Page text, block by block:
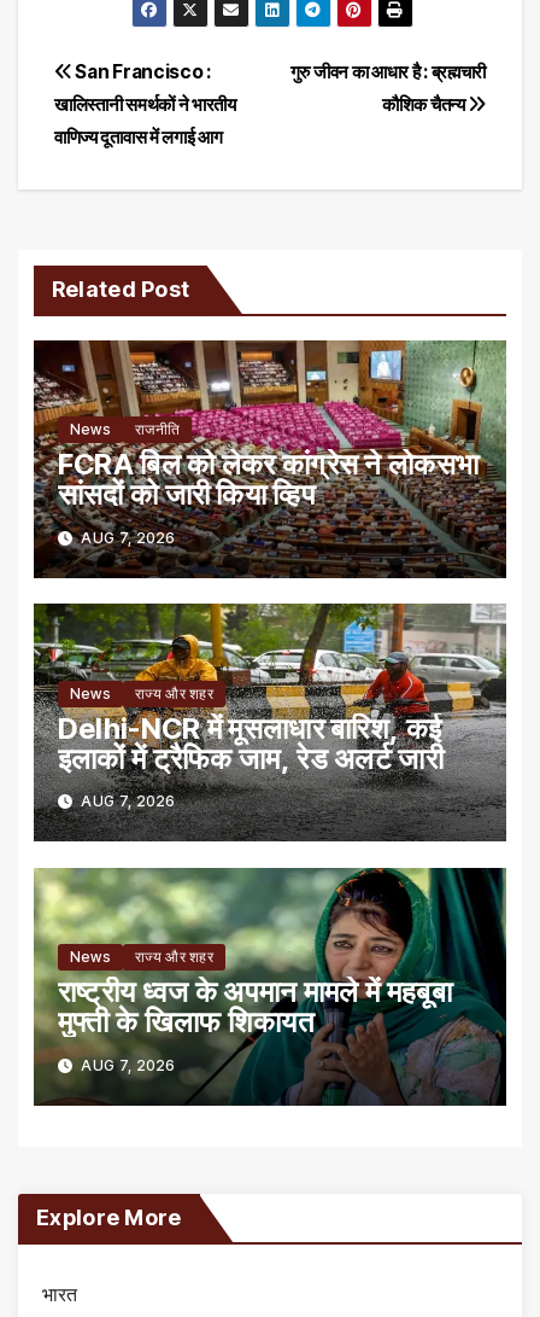
Post
navigation
गुरु जीवन का आधार है : ब्रह्मचारी
कौशिक चैतन्य
San Francisco :
खालिस्तानी समर्थकों ने भारतीय
वाणिज्य दूतावास में लगाई आग
Related Post
News राजनीति
FCRA बिल को लेकर कांग्रेस ने लोकसभा
सांसदों को जारी किया व्हिप
AUG 7, 2026
News राज्य और शहर
Delhi-NCR में मूसलाधार बारिश, कई
इलाकों में ट्रैफिक जाम, रेड अलर्ट जारी
AUG 7, 2026
News राज्य और शहर
राष्ट्रीय ध्वज के अपमान मामले में महबूबा
मुफ्ती के खिलाफ शिकायत
AUG 7, 2026
Explore More
भारत